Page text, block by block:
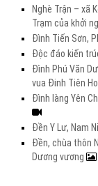
Nghè Trận – xã
Trạm của khởi
Đình Tiến Sơn,
Độc đáo kiến
Đình Phú Văn
vua Đinh Tiên
Đình làng Yên
Đền Y Lư, Nam
Đền, chùa thôn
Dương vương